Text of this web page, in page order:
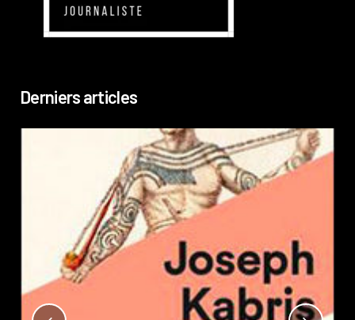
Derniers articles